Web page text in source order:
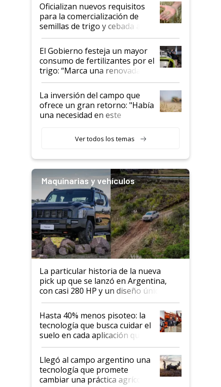
Oficializan nuevos requisitos
para la comercialización de
semillas de trigo y cebada a
granel
El Gobierno festeja un mayor
consumo de fertilizantes por el
trigo: “Marca una renovada
confianza de los productores”
La inversión del campo que
ofrece un gran retorno: "Había
una necesidad en este
Ver todos los temas
Maquinarias y vehículos
La particular historia de la nueva
pick up que se lanzó en Argentina,
con casi 280 HP y un diseño único: a
cuánto se vende
Hasta 40% menos pisoteo: la
tecnología que busca cuidar el
suelo en cada aplicación que
llevó Jacto al Congreso
Aapresid 2026
Llegó al campo argentino una
tecnología que promete
cambiar una práctica agrícola